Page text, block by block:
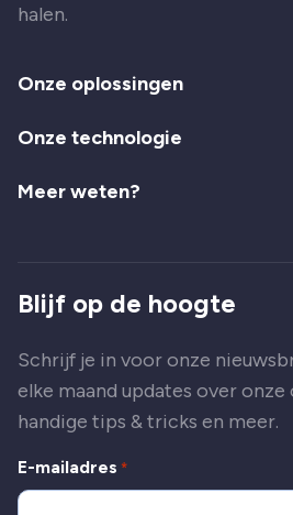
halen.
Onze oplossingen
Onze technologie
Meer weten?
Blijf op de hoogte
Schrijf je in voor onze
elke maand updates over onze
handige tips & tricks en meer.
E-mailadres *